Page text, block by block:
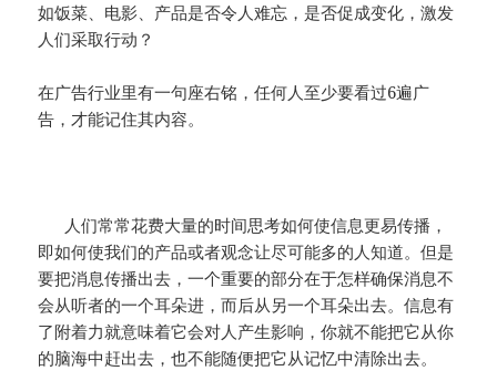
如饭菜、电影、产品是否令人难忘，是否促成变化，激发
人们采取行动？
在广告行业里有一句座右铭，任何人至少要看过6遍广
告，才能记住其内容。
人们常常花费大量的时间思考如何使信息更易传播，
即如何使我们的产品或者观念让尽可能多的人知道。但是
要把消息传播出去，一个重要的部分在于怎样确保消息不
会从听者的一个耳朵进，而后从另一个耳朵出去。信息有
了附着力就意味着它会对人产生影响，你就不能把它从你
的脑海中赶出去，也不能随便把它从记忆中清除出去。